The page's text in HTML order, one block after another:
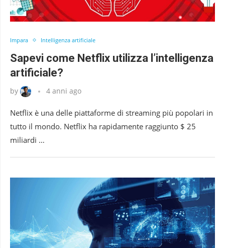
Impara Intelligenza artificiale
Sapevi come Netflix utilizza l’intelligenza
artificiale?
by 4 anni ago
Netflix è una delle piattaforme di streaming più popolari in
tutto il mondo. Netflix ha rapidamente raggiunto $ 25
miliardi …